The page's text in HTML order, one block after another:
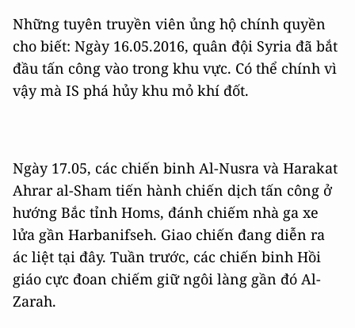
Những tuyên truyền viên ủng hộ chính quyền
cho biết: Ngày 16.05.2016, quân đội Syria đã bắt
đầu tấn công vào trong khu vực. Có thể chính vì
vậy mà IS phá hủy khu mỏ khí đốt.
Ngày 17.05, các chiến binh Al-Nusra và Harakat
Ahrar al-Sham tiến hành chiến dịch tấn công ở
hướng Bắc tỉnh Homs, đánh chiếm nhà ga xe
lửa gần Harbanifseh. Giao chiến đang diễn ra
ác liệt tại đây. Tuần trước, các chiến binh Hồi
giáo cực đoan chiếm giữ ngôi làng gần đó Al-
Zarah.